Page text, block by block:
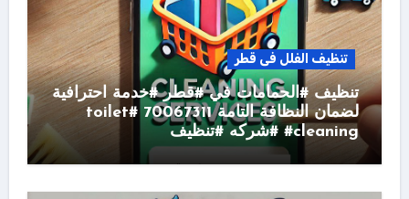
تنظيف الفلل فى قطر
تنظيف #الحمامات في #قطر #خدمة احترافية
لضمان النظافة التامة 70067311 #toilet
#cleaning #شركه #تنظيف